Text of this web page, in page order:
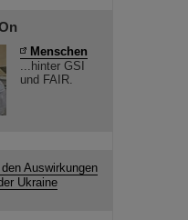
Menschen
...hinter GSI
und FAIR.
Auswirkungen
Ukraine